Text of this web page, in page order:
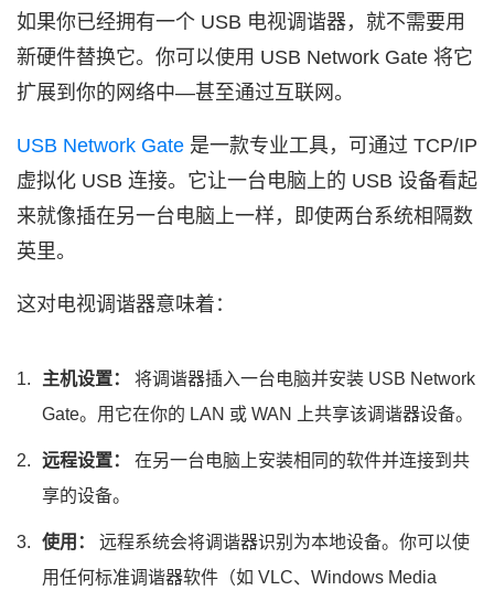
如果你已经拥有一个 USB 电视调谐器，就不需要用
新硬件替换它。你可以使用 USB Network Gate 将它
扩展到你的网络中—甚至通过互联网。
USB Network Gate 是一款专业工具，可通过 TCP/IP
虚拟化 USB 连接。它让一台电脑上的 USB 设备看起
来就像插在另一台电脑上一样，即使两台系统相隔数
英里。
这对电视调谐器意味着：
主机设置：
将调谐器插入一台电脑并安装 USB Network
Gate。用它在你的 LAN 或 WAN 上共享该调谐器设备。
远程设置：
在另一台电脑上安装相同的软件并连接到共
享的设备。
使用：
远程系统会将调谐器识别为本地设备。你可以使
用任何标准调谐器软件（如 VLC、Windows Media